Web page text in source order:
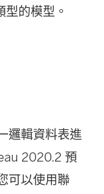
的模型。
邏輯資料表進
2020.2 預
可以使用聯